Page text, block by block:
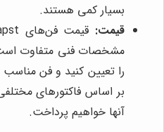
بسیار کمی هستند.
قیمت:
مشخصات فنی متفاوت
بر اساس فاکتورهای
آنها خواهیم پرداخت.